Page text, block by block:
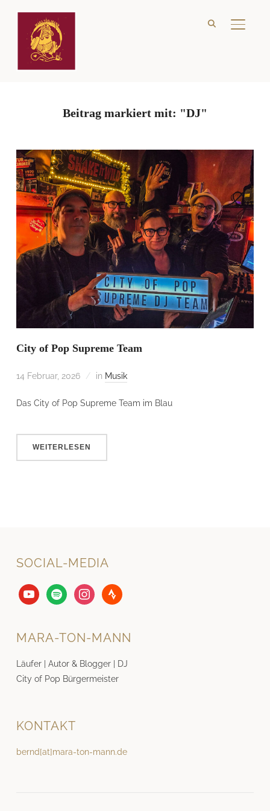
Beitrag markiert mit: "DJ"
City of Pop Supreme Team
14 Februar, 2026 in Musik
Das City of Pop Supreme Team im Blau
WEITERLESEN
SOCIAL-MEDIA
youtubespotify instagramstrava
MARA-TON-MANN
Läufer | Autor & Blogger | DJ
City of Pop Bürgermeister
KONTAKT
bernd[at]mara-ton-mann.de